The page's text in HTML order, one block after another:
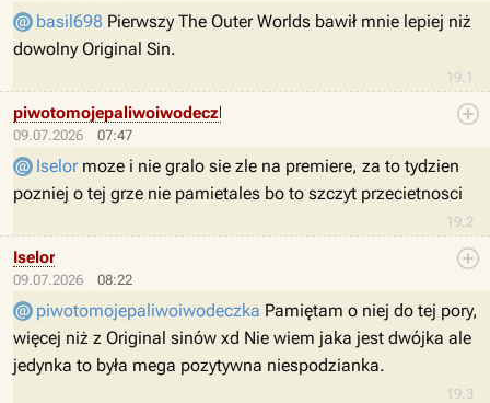
19.1
basil698 Pierwszy The Outer Worlds bawił mnie lepiej niż
dowolny Original Sin.
09.07.2026 07:47
19.2
piwotomojepaliwoiwodeczka
Iselormoze i nie gralo sie zle na premiere, za to tydzien
pozniej o tej grze nie pamietales bo to szczyt przecietnosci
09.07.2026 08:22
19.3
Iselor
piwotomojepaliwoiwodeczka Pamiętam o niej do tej pory,
więcej niż z Original sinów xd Nie wiem jaka jest dwójka ale
jedynka to była mega pozytywna niespodzianka.